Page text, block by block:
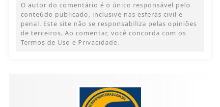
O autor do comentário é o único responsável pelo
conteúdo publicado, inclusive nas esferas civil e
penal. Este site não se responsabiliza pelas opiniões
de terceiros. Ao comentar, você concorda com os
Termos de Uso e Privacidade.